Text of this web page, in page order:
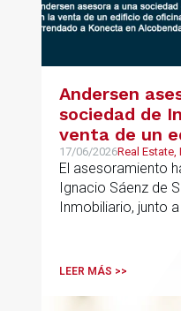
Andersen
sociedad de
venta de un
oficinas
en
17/06/2026Real
y Urbanismo
El asesoramiento
Ignacio Sáenz de
Inmobiliario, junto
LEER MÁS >>